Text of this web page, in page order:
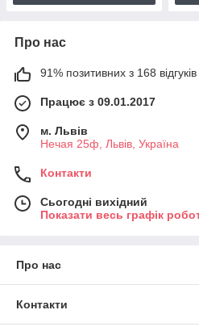
Про нас
91% позитивних з 168 відгуків
Працює з 09.01.2017
м. Львів
Нечая 25ф, Львів, Україна
Контакти
Сьогодні вихідний
Показати весь графік
Про нас
Контакти